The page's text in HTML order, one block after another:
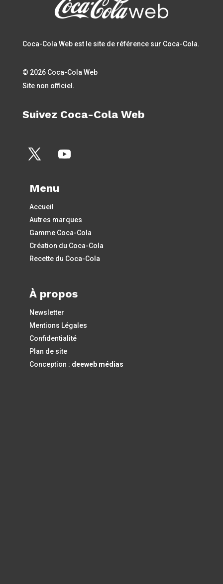
Coca-Cola Web est le site de référence sur Coca-Cola.
© 2026 Coca-Cola Web
Site non officiel.
Suivez Coca-Cola Web
Menu
Accueil
Autres marques
Gamme Coca-Cola
Création du Coca-Cola
Recette du Coca-Cola
À propos
Newsletter
Mentions Légales
Confidentialité
Plan de site
Conception : deeweb médias